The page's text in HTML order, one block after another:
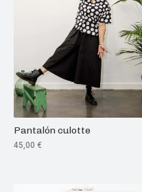
Pantalón culotte
45,00 €